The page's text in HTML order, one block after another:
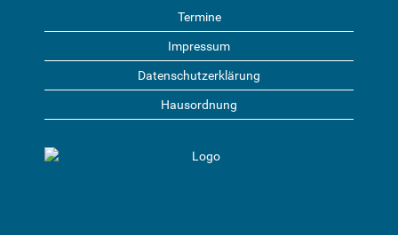
Termine
Impressum
Datenschutzerklärung
Hausordnung